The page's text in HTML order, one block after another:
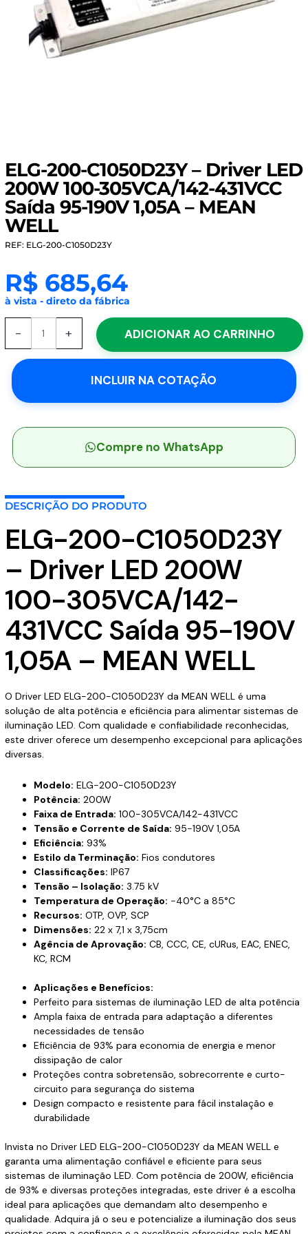
ELG-200-C1050D23Y – Driver LED
200W 100-305VCA/142-431VCC
Saída 95-190V 1,05A – MEAN
WELL
REF: ELG-200-C1050D23Y
R$685,64
à vista - direto da fábrica
-
Driver
LED
100-
431VCC
190V
MEAN
WELL
quantidade
+ ADICIONAR AO CARRINHO
INCLUIR NA COTAÇÃO
Compre no WhatsApp
DESCRIÇÃO DO PRODUTO
ELG-200-C1050D23Y
– Driver LED 200W
100-305VCA/142-
431VCC Saída 95-190V
1,05A – MEAN WELL
O Driver LED ELG-200-C1050D23Y da MEAN WELL é uma
solução de alta potência e eficiência para alimentar sistemas de
iluminação LED. Com qualidade e confiabilidade reconhecidas,
este driver oferece um desempenho excepcional para aplicações
diversas.
Modelo: ELG-200-C1050D23Y
Potência: 200W
Faixa de Entrada: 100-305VCA/142-431VCC
Tensão e Corrente de Saída: 95-190V 1,05A
Eficiência: 93%
Estilo da Terminação: Fios condutores
Classificações: IP67
Tensão – Isolação: 3.75 kV
Temperatura de Operação: -40°C a 85°C
Recursos: OTP, OVP, SCP
Dimensões: 22 x 7,1 x 3,75cm
Agência de Aprovação: CB, CCC, CE, cURus, EAC, ENEC,
KC, RCM
Aplicações e Benefícios:
Perfeito para sistemas de iluminação LED de alta potência
Ampla faixa de entrada para adaptação a diferentes
necessidades de tensão
Eficiência de 93% para economia de energia e menor
dissipação de calor
Proteções contra sobretensão, sobrecorrente e curto-
circuito para segurança do sistema
Design compacto e resistente para fácil instalação e
durabilidade
Invista no Driver LED ELG-200-C1050D23Y da MEAN WELL e
garanta uma alimentação confiável e eficiente para seus
sistemas de iluminação LED. Com potência de 200W, eficiência
de 93% e diversas proteções integradas, este driver é a escolha
ideal para aplicações que demandam alto desempenho e
qualidade. Adquira já o seu e potencialize a iluminação dos seus